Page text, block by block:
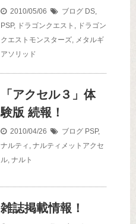
2010/05/06 ブログ DS,
PSP, ドラゴンクエスト , ドラゴン
クエストモンスターズ, メタルギ
アソリッド
「アクセル３」体
験版 続報！
2010/04/26 ブログ PSP,
ナルティ , ナルティメットアクセ
ル, ナルト
雑誌掲載情報！